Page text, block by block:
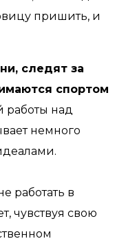
пришить, и
следят за
спортом
работы над
немного
работать в
чувствуя свою